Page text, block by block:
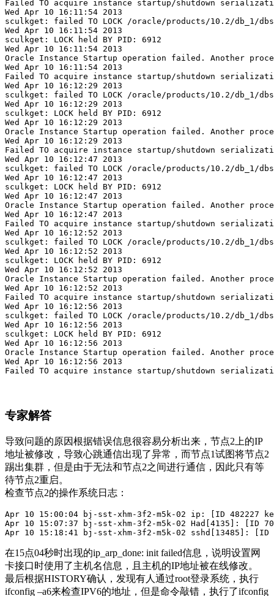
Failed TO acquire instance startup/shutdown
Wed Apr 10 16:11:54 2013
sculkget: failed TO LOCK /oracle/products/10.2/db_1/
Wed Apr 10 16:11:54 2013
sculkget: LOCK held BY PID: 6912
Wed Apr 10 16:11:54 2013
Oracle Instance Startup operation failed. Another
Wed Apr 10 16:11:54 2013
Failed TO acquire instance startup/shutdown
Wed Apr 10 16:12:29 2013
sculkget: failed TO LOCK /oracle/products/10.2/db_1/
Wed Apr 10 16:12:29 2013
sculkget: LOCK held BY PID: 6912
Wed Apr 10 16:12:29 2013
Oracle Instance Startup operation failed. Another
Wed Apr 10 16:12:29 2013
Failed TO acquire instance startup/shutdown
Wed Apr 10 16:12:47 2013
sculkget: failed TO LOCK /oracle/products/10.2/db_1/
Wed Apr 10 16:12:47 2013
sculkget: LOCK held BY PID: 6912
Wed Apr 10 16:12:47 2013
Oracle Instance Startup operation failed. Another
Wed Apr 10 16:12:47 2013
Failed TO acquire instance startup/shutdown
Wed Apr 10 16:12:52 2013
sculkget: failed TO LOCK /oracle/products/10.2/db_1/
Wed Apr 10 16:12:52 2013
sculkget: LOCK held BY PID: 6912
Wed Apr 10 16:12:52 2013
Oracle Instance Startup operation failed. Another
Wed Apr 10 16:12:52 2013
Failed TO acquire instance startup/shutdown
Wed Apr 10 16:12:56 2013
sculkget: failed TO LOCK /oracle/products/10.2/db_1/
Wed Apr 10 16:12:56 2013
sculkget: LOCK held BY PID: 6912
Wed Apr 10 16:12:56 2013
Oracle Instance Startup operation failed. Another
Wed Apr 10 16:12:56 2013
Failed TO acquire instance startup/shutdown
专家解答
导致问题的原因根据错误信息很容易分析出来，节点2上的IP
地址被修改，导致心跳通信出现了异常，而节点1试图将节点2
踢出集群，但是由于无法和节点2之间进行通信，因此只有等
待节点2重启。
检查节点2的操作系统日志：
Apr 10 15:00:04 bj-sst-xhm-3f2-m5k-02 ip: [ID
Apr 10 15:07:37 bj-sst-xhm-3f2-m5k-02 Had[4135]: [ID
Apr 10 15:18:41 bj-sst-xhm-3f2-m5k-02 sshd[13485]:
在15点04秒时出现的ip_arp_done: init failed信息，说明设置网
卡接口时使用了主机名信息，且主机的IP地址被在线修改。
最后根据HISTORY确认，发现有人通过root登录系统，执行
ifconfig –a6来检查IPV6的地址，但是命令敲错，执行了ifconfig